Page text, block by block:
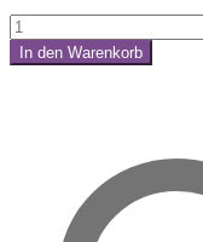
Freiheit
Räucherwerk
–
In den Warenkorb